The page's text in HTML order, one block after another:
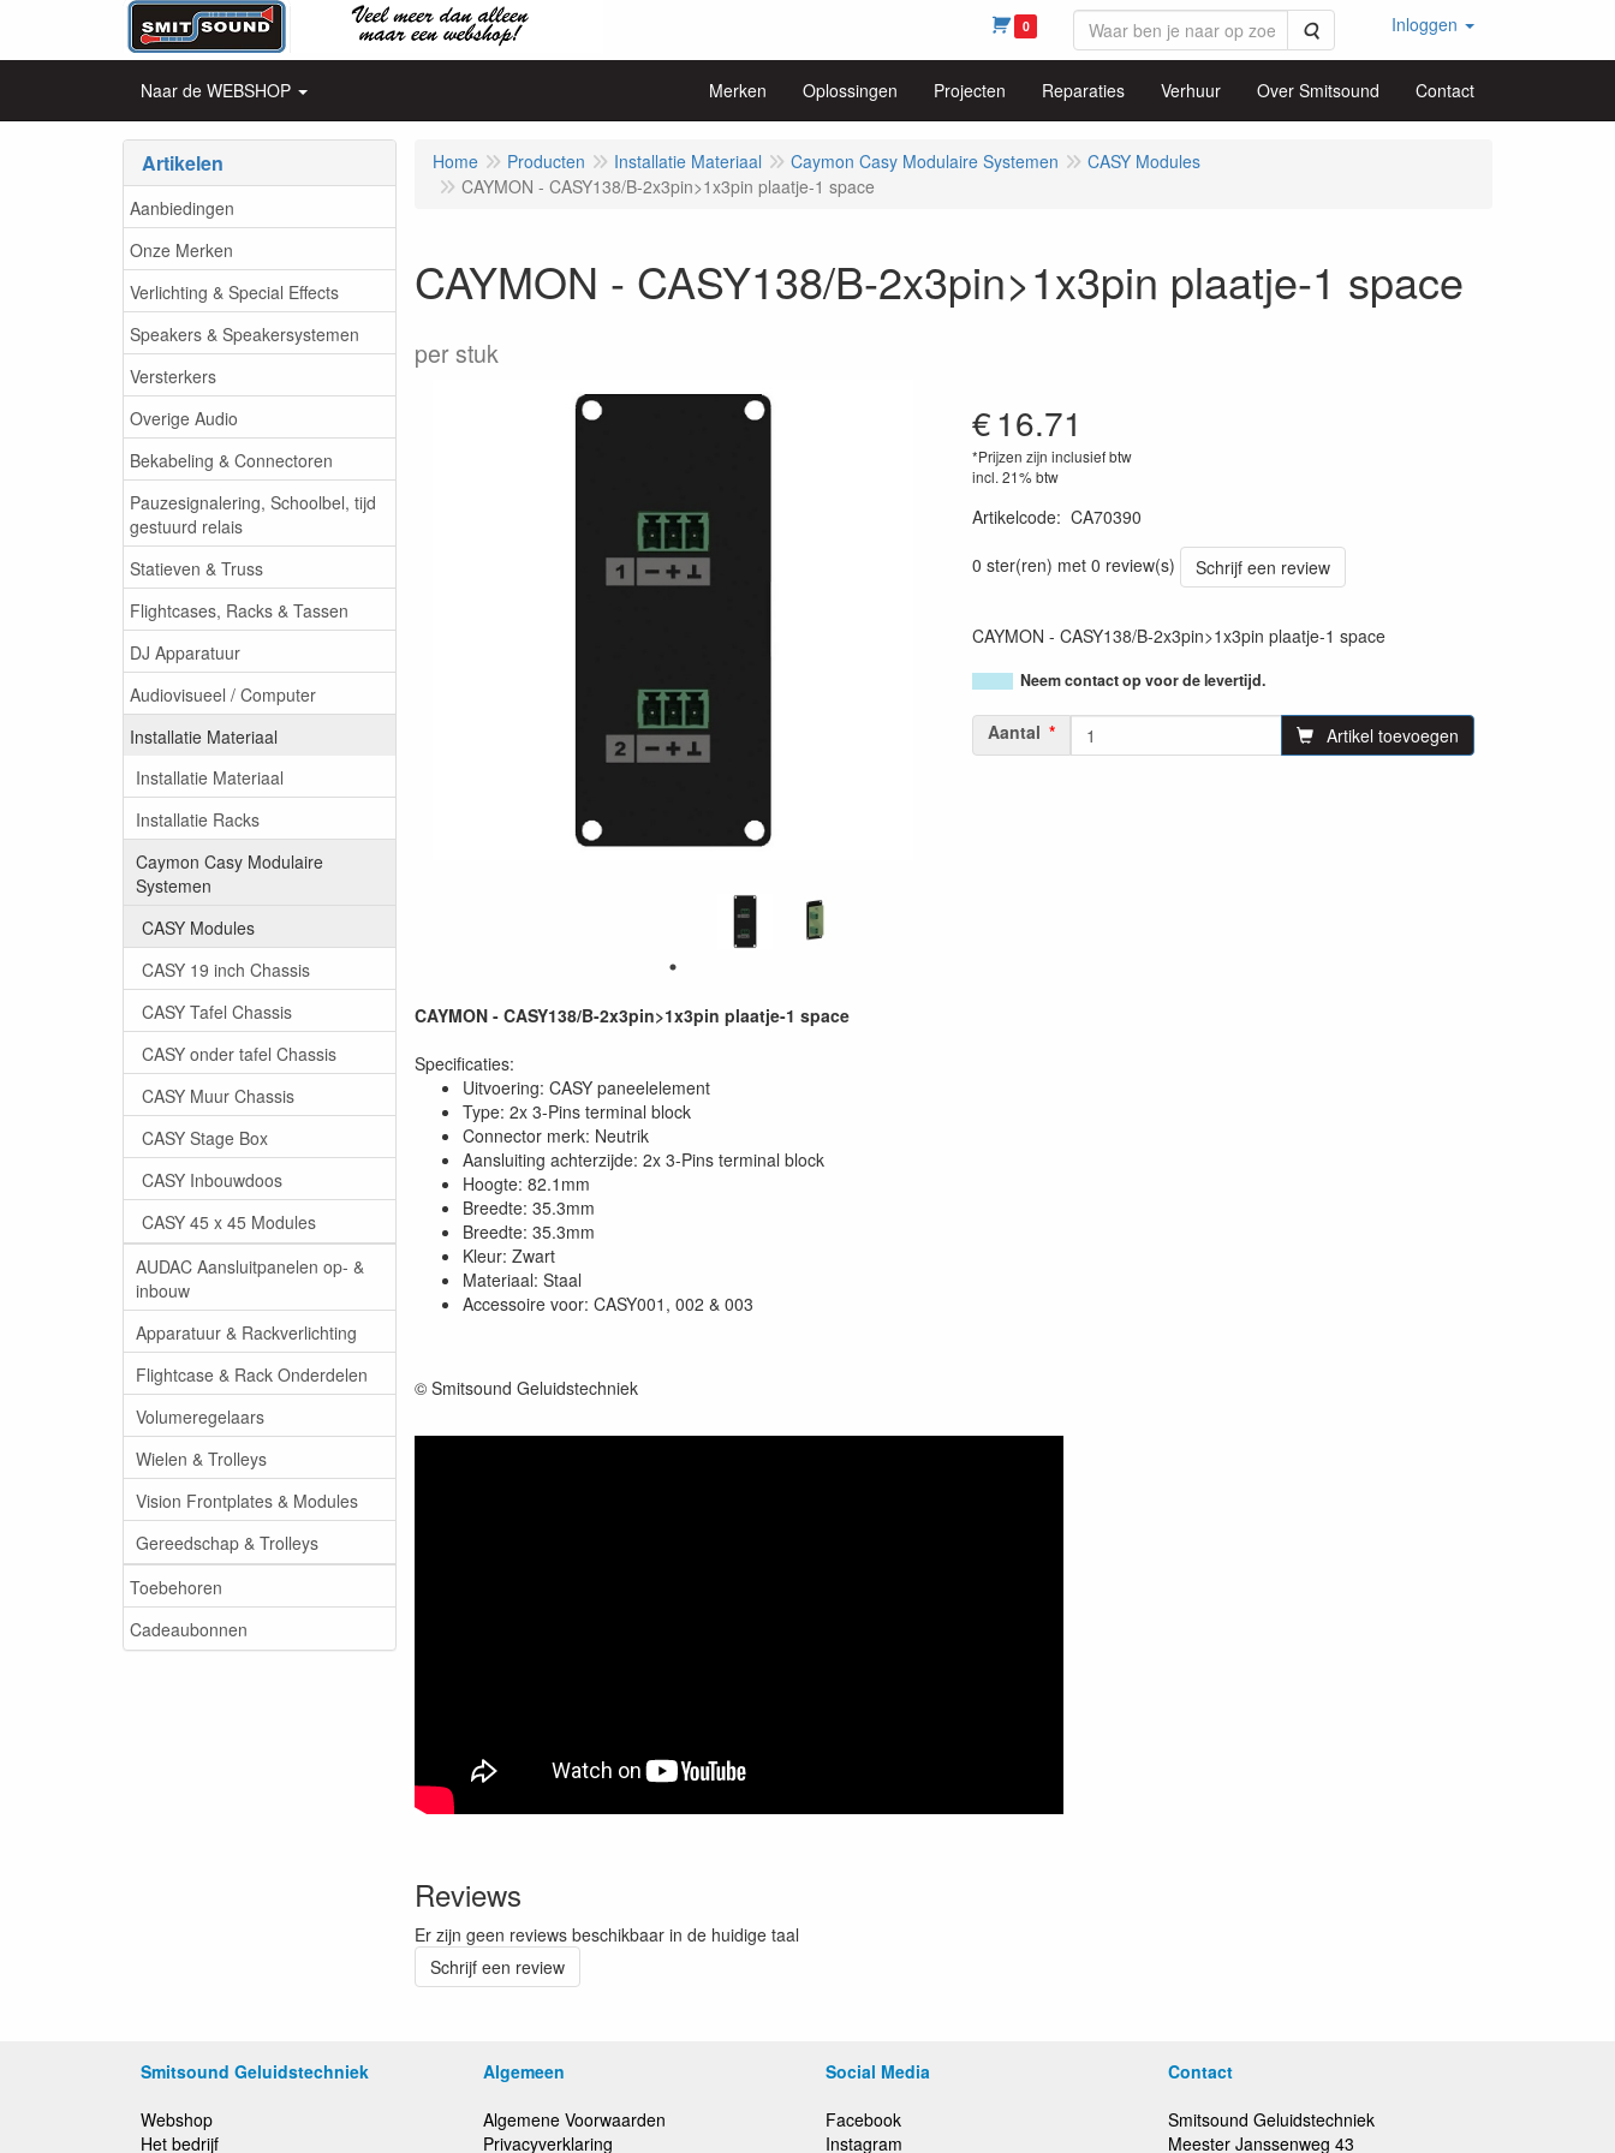
0 Zoeken Inloggen
Naar de WEBSHOP Merken Oplossingen Projecten Reparaties Verhuur Over Smitsound Contact
Artikelen
Aanbiedingen
Onze Merken
Verlichting & Special Effects
Speakers & Speakersystemen
Versterkers
Overige Audio
Bekabeling & Connectoren
Pauzesignalering, Schoolbel, tijd
gestuurd relais
Statieven & Truss
Flightcases, Racks & Tassen
DJ Apparatuur
Audiovisueel / Computer
Installatie Materiaal
Installatie Materiaal
Installatie Racks
Caymon Casy Modulaire
Systemen
CASY Modules
CASY 19 inch Chassis
CASY Tafel Chassis
CASY onder tafel Chassis
CASY Muur Chassis
CASY Stage Box
CASY Inbouwdoos
CASY 45 x 45 Modules
AUDAC Aansluitpanelen op- &
inbouw
Apparatuur & Rackverlichting
Flightcase & Rack Onderdelen
Volumeregelaars
Wielen & Trolleys
Vision Frontplates & Modules
Gereedschap & Trolleys
Toebehoren
Cadeaubonnen
Home Producten Installatie Materiaal Caymon Casy Modulaire Systemen
CASY Modules
CAYMON - CASY138/B-2x3pin>1x3pin plaatje-1 space
CAYMON - CASY138/B-2x3pin>1x3pin plaatje-1 space
per stuk
€16.71
*Prijzen zijn inclusief btw
incl. 21% btw
Artikelcode: CA70390
0 ster(ren) met 0 review(s)
Schrijf een review
CAYMON - CASY138/B-2x3pin>1x3pin plaatje-1 space
Neem contact op voor de levertijd.
Aantal Artikel toevoegen
CAYMON - CASY138/B-2x3pin>1x3pin plaatje-1 space
Specificaties:
Uitvoering: CASY paneelelement
Type: 2x 3-Pins terminal block
Connector merk: Neutrik
Aansluiting achterzijde: 2x 3-Pins terminal block
Hoogte: 82.1mm
Breedte: 35.3mm
Breedte: 35.3mm
Kleur: Zwart
Materiaal: Staal
Accessoire voor: CASY001, 002 & 003
© Smitsound Geluidstechniek
Reviews
Er zijn geen reviews beschikbaar in de huidige taal
Schrijf een review
Smitsound Geluidstechniek
Webshop
Het bedrijf
Algemeen
Algemene Voorwaarden
Privacyverklaring
Social Media
Facebook
Instagram
Contact
Smitsound Geluidstechniek
Meester Janssenweg 43